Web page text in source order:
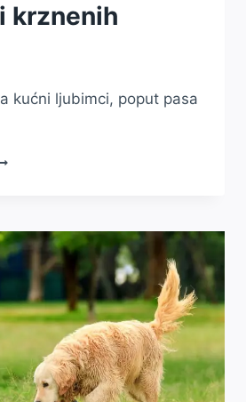
krznenih
kućni ljubimci, poput pasa